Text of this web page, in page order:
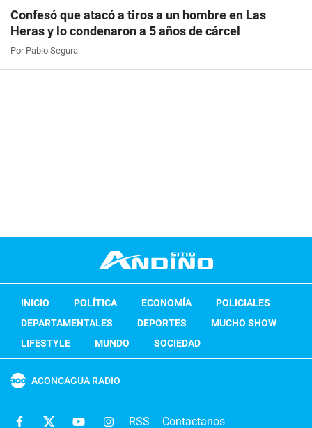
Confesó que atacó a tiros a un hombre en Las
Heras y lo condenaron a 5 años de cárcel
Por Pablo Segura
INICIO POLÍTICA ECONOMÍA
POLICIALES
DEPARTAMENTALES
DEPORTES
MUCHO SHOW
LIFESTYLE
MUNDO SOCIEDAD
ACONCAGUA RADIO
RSS Contactanos